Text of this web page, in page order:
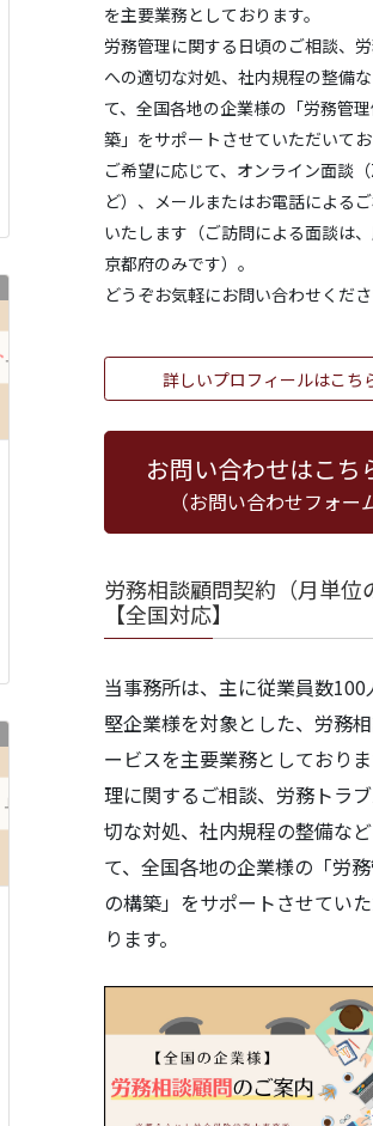
を主要業務としております。
労務管理に関する日頃のご相談、
への適切な対処、社内規程の整備
て、全国各地の企業様の「労務管
築」をサポートさせていただいてお
ご希望に応じて、オンライン面談
ど）、メールまたはお電話による
いたします（ご訪問による面談は
京都府のみです）。
どうぞお気軽にお問い合わせくださ
詳しいプロフィールはこち
お問い合わせはこち
（お問い合わせフォー
労務相談顧問契約（月単位
【全国対応】
当事務所は、主に従業員数100
堅企業様を対象とした、労務
ービスを主要業務としており
理に関するご相談、労務トラ
切な対処、社内規程の整備な
て、全国各地の企業様の「労
の構築」をサポートさせてい
ります。